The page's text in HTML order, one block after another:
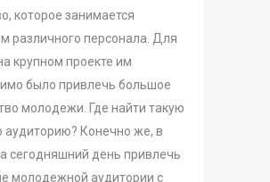
которое занимается
различного персонала. Для
крупном проекте им
было привлечь большое
молодежи. Где найти такую
аудиторию? Конечно же, в
сегодняшний день привлечь
молодежной аудитории с